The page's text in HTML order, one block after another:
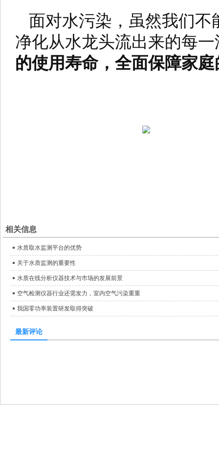
面对水污染，虽然我们
净化从水龙头流出来的每
的使用寿命，全面保障家
相关信息
水质取水监测平台的优势
关于水质监测的重要性
水质在线分析仪器技术与市场的发展前景
空气检测仪器行业还需发力，室内空气污染重重
我国零功率装置研发取得突破
最新评论